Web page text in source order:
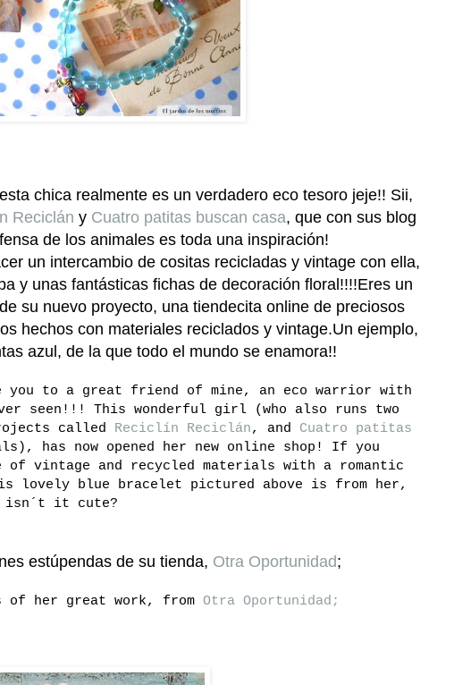
chica realmente es un verdadero eco tesoro jeje!! Sii,
Reciclán y Cuatro patitas buscan casa, que con sus blog
de los animales es toda una inspiración!
un intercambio de cositas recicladas y vintage con ella,
y unas fantásticas fichas de decoración floral!!!!Eres un
su nuevo proyecto, una tiendecita online de preciosos
hechos con materiales reciclados y vintage.Un ejemplo,
azul, de la que todo el mundo se enamora!!
you to a great friend of mine, an eco warrior with
seen!!! This wonderful girl (who also runs two
called Reciclín Reciclán, and Cuatro patitas
has now opened her new online shop! If you
vintage and recycled materials with a romantic
blue bracelet pictured above is from her,
isn´t it cute?
estúpendas de su tienda, Otra Oportunidad;
of her great work, from Otra Oportunidad;